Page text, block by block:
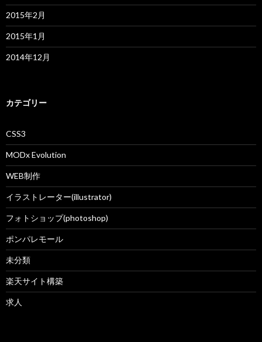
2015年2月
2015年1月
2014年12月
カテゴリー
CSS3
MODx Evolution
WEB制作
イラストレーター(illustrator)
フォトショップ(photoshop)
ポンパレモール
未分類
楽天サイト構築
求人